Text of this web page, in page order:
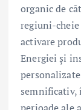
organic de
regiuni-cheie
activare
Energiei și
semnificativ,